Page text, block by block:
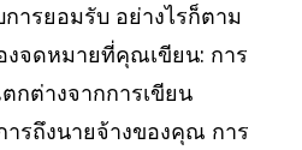
ารยอมรับ อย่างไรก็ตาม
จดหมายที่คุณเขียน: การ
กต่างจากการเขียน
ารถึงนายจ้างของคุณ การ